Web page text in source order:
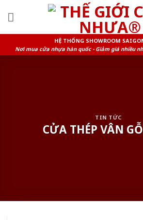
HỆ THỐNG SHOWROOM
Nơi mua cửa nhựa hàn quốc - Giảm giá nhiều
TIN TỨC
CỬA THÉP VÂN